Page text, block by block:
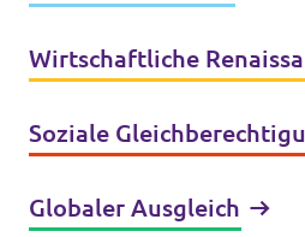
Wirtschaftliche
Soziale
Globaler Ausgleich